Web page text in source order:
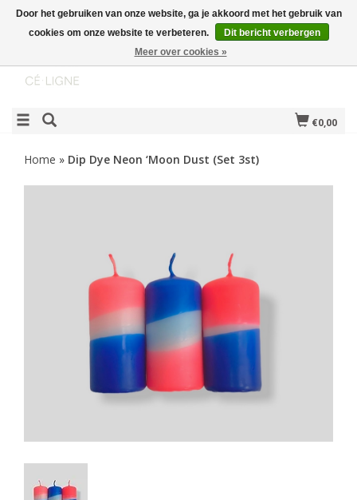
€0,00
Home » Dip Dye Neon ‘Moon Dust (Set 3st)
Door het gebruiken van onze website, ga je akkoord met het gebruik van
cookies om onze website te verbeteren.
Dit bericht verbergen
Meer over cookies »